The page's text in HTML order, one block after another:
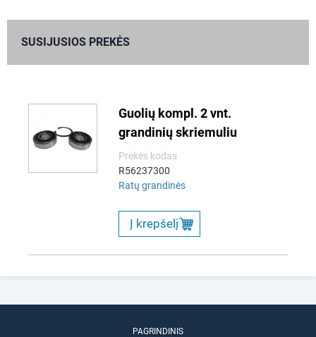
SUSIJUSIOS PREKĖS
Guolių kompl. 2 vnt.
grandinių skriemuliu
Prekės kodas
R56237300
Ratų grandinės
Į krepšelį
PAGRINDINIS